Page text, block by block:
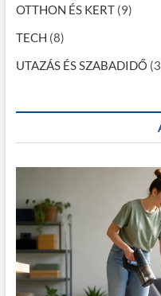
OTTHON ÉS KERT(9)
TECH (8)
UTAZÁS ÉS SZABADIDŐ